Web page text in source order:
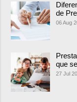
de
06 Aug
que
27 Jul